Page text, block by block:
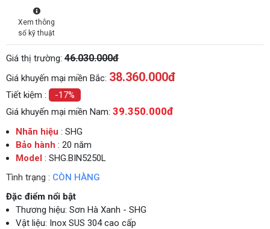
Xem thông
số kỹ thuật
Giá thị trường: 46.030.000đ
Giá khuyến mại miền Bắc: 38.360.000đ
Tiết kiệm :
-17%
Giá khuyến mại miền Nam: 39.350.000đ
Nhãn hiệu : SHG
Bảo hành : 20 năm
Model : SHG.BIN5250L
Tình trạng : CÒN HÀNG
Đặc điểm nổi bật
Thương hiệu: Sơn Hà Xanh - SHG
Vật liệu: Inox SUS 304 cao cấp